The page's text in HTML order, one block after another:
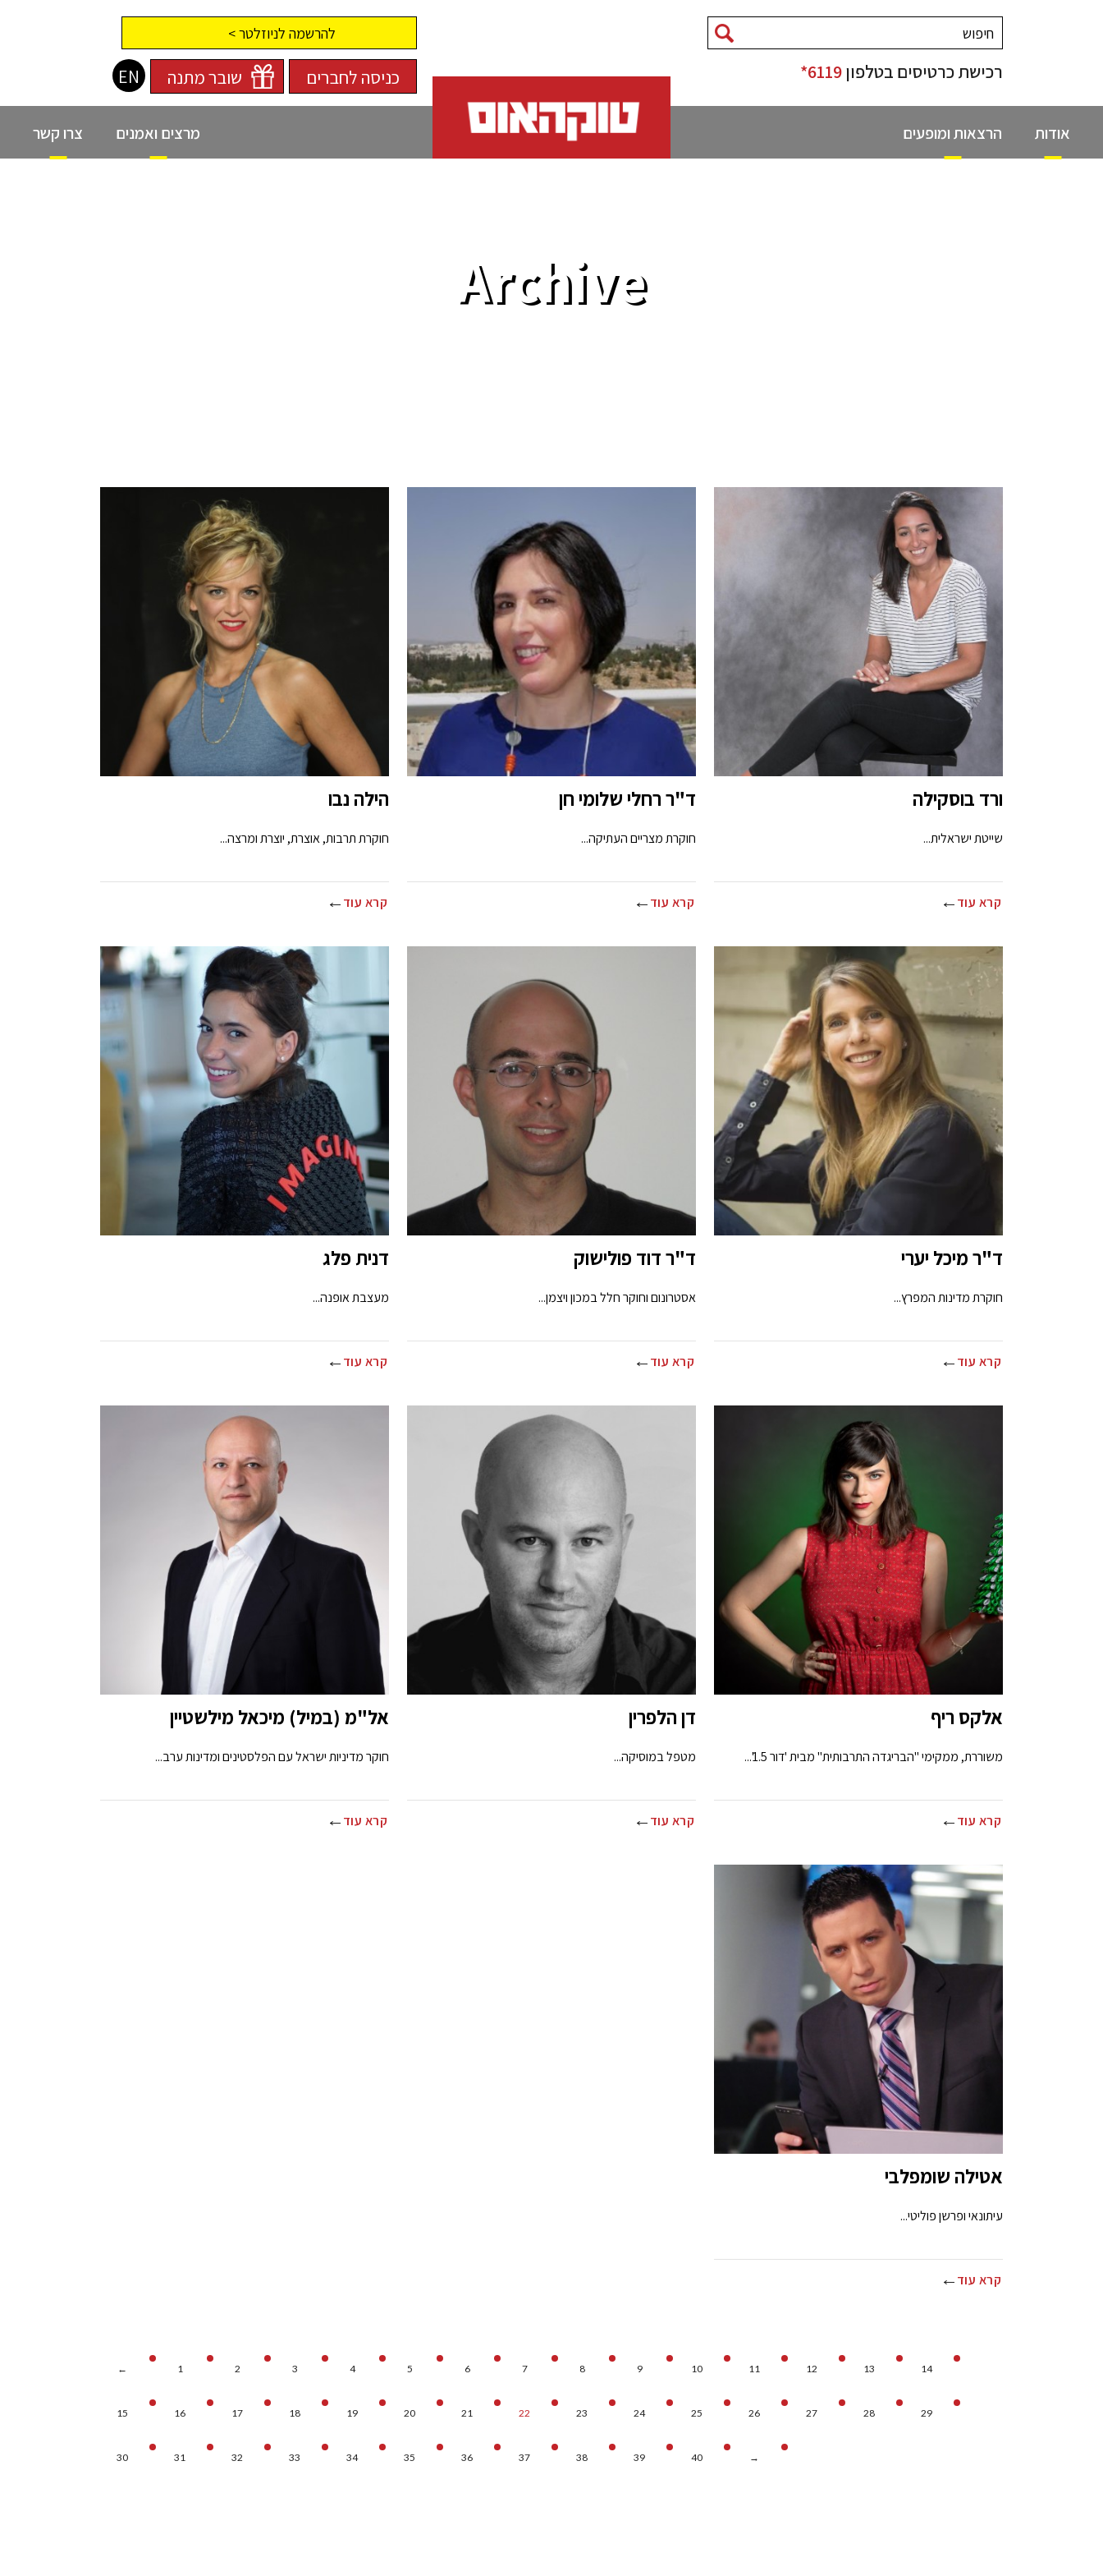
רכישת כרטיסים בטלפון6119*
להרשמה לניוזלטר >
EN כניסה לחברים שובר מתנה
מרצים ואמנים צרו קשר אודות הרצאות ומופעים
Archive
ורד בוסקילה
שייטת ישראלית...
קרא עוד
ד"ר רחלי שלומי חן
חוקרת מצריים העתיקה...
קרא עוד
הילה נבו
חוקרת תרבות, אוצרת, יוצרת ומרצה...
קרא עוד
ד"ר מיכל יערי
חוקרת מדינות המפרץ...
קרא עוד
ד"ר דוד פולישוק
אסטרונום וחוקר חלל במכון ויצמן...
קרא עוד
דנית פלג
מעצבת אופנה...
קרא עוד
אלקס ריף
משוררת, ממקימי "הבריגדה התרבותית" מבית 'דור 1.5'...
קרא עוד
דן הלפרין
מטפל במוסיקה...
קרא עוד
אל"מ (במיל) מיכאל מילשטיין
חוקר מדיניות ישראל עם הפלסטינים ומדינות ערב...
קרא עוד
אטילה שומפלבי
עיתונאי ופרשן פוליטי...
קרא עוד
← 1 2 3 4 5 6 7 8 9 10 11 12 13 14
15 16 17 18 19 20 21 22 23 24 25 26 27 28 29
30 31 32 33 34 35 36 37 38 39 40 →